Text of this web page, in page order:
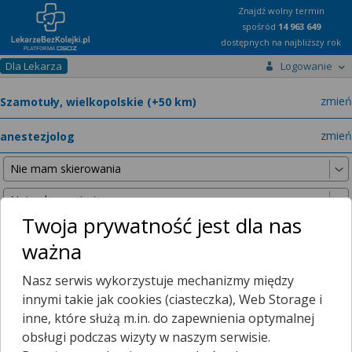
Znajdź wolny termin
spośród 14 963 649
dostępnych na najbliższy rok
Dla Lekarza Logowanie
zmień
zmień
Nie znaleźliśmy żadnych lekarzy w promieniu25 km , dlatego
zwiększyliśmy promień wyszukiwania do
50 km
Twoja prywatność jest dla nas
ważna
Nasz serwis wykorzystuje mechanizmy między
innymi takie jak cookies (ciasteczka), Web Storage i
inne, które służą m.in. do zapewnienia optymalnej
obsługi podczas wizyty w naszym serwisie.